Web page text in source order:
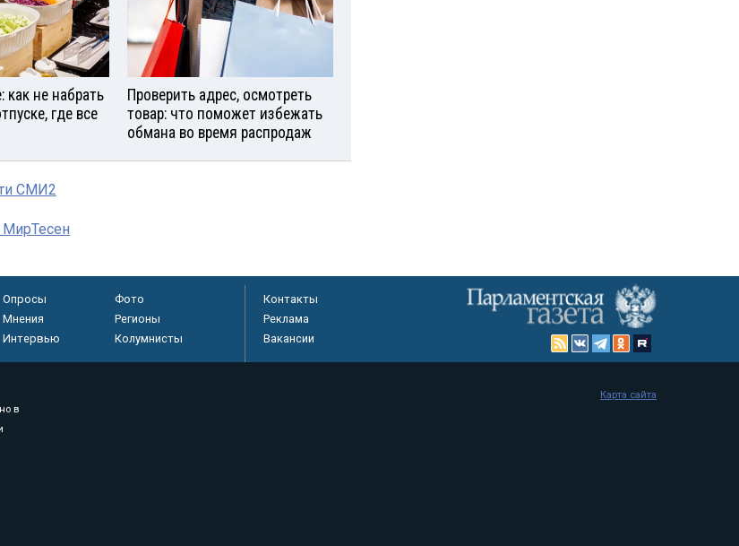
как не набрать
где все
Проверить адрес, осмотреть
товар: что поможет избежать
обмана во время распродаж
СМИ2
МирТесен
Опросы
Фото
Мнения
Регионы
Интервью Колумнисты
Контакты
Реклама
Вакансии
в
Карта сайта